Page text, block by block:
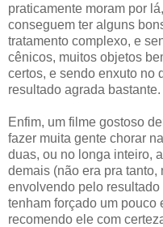
praticamente moram por
conseguem ter alguns
tratamento complexo, e
cênicos, muitos objetos
certos, e sendo enxuto no
resultado agrada bastante.
Enfim, um filme gostoso
fazer muita gente chorar
duas, ou no longa inteiro,
demais (não era pra
envolvendo pelo
tenham forçado um pouco
recomendo ele com